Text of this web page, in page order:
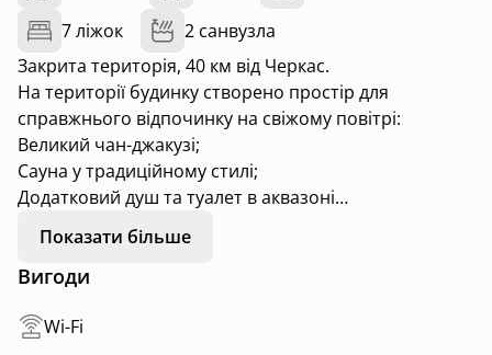
7 ліжок
2 санвузла
Закрита територія, 40 км від Черкас.
На території будинку створено простір для
справжнього відпочинку на свіжому повітрі:
Великий чан-джакузі;
Сауна у традиційному стилі;
Додатковий душ та туалет в аквазоні
Кімната для відпочинку в аквазоні
Панорамні вікна у кімнаті відпочинку та сауні
дорослих, що забезпечує незабутній релакс на
Показати більше
Вигоди
Wi-Fi